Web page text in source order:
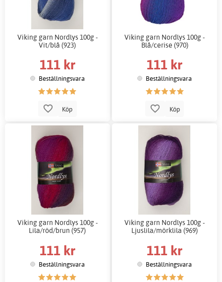
Viking garn Nordlys 100g -
Vit/blå (923)
111 kr
Beställningsvara
Köp
Viking garn Nordlys 100g -
Blå/cerise (970)
111 kr
Beställningsvara
Köp
Viking garn Nordlys 100g -
Lila/röd/brun (957)
111 kr
Beställningsvara
Viking garn Nordlys 100g -
Ljuslila/mörklila (969)
111 kr
Beställningsvara